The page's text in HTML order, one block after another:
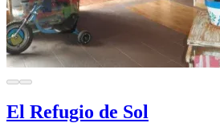
El Refugio de Sol